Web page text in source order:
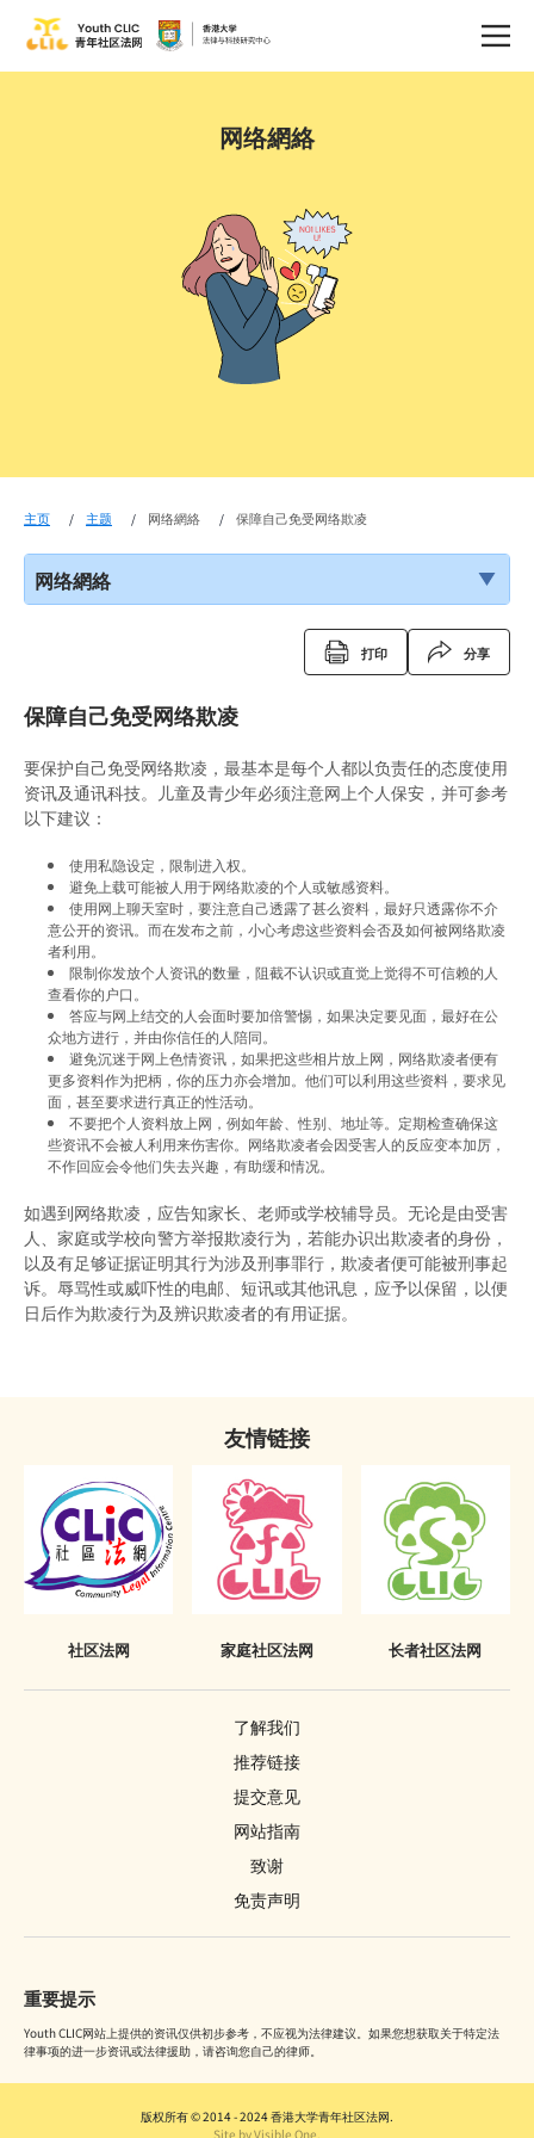
网络網絡
主页 主题 网络網絡 保障自己免受网络欺凌
网络網絡
打印 分享
保障自己免受网络欺凌
要保护自己免受网络欺凌，最基本是每个人都以负责任的态度使用
资讯及通讯科技。儿童及青少年必须注意网上个人保安，并可参考
以下建议：
使用私隐设定，限制进入权。
避免上载可能被人用于网络欺凌的个人或敏感资料。
使用网上聊天室时，要注意自己透露了甚么资料，最好只透露你不介
意公开的资讯。而在发布之前，小心考虑这些资料会否及如何被网络欺凌
者利用。
限制你发放个人资讯的数量，阻截不认识或直觉上觉得不可信赖的人
查看你的户口。
答应与网上结交的人会面时要加倍警惕，如果决定要见面，最好在公
众地方进行，并由你信任的人陪同。
避免沉迷于网上色情资讯，如果把这些相片放上网，网络欺凌者便有
更多资料作为把柄，你的压力亦会增加。他们可以利用这些资料，要求见
面，甚至要求进行真正的性活动。
不要把个人资料放上网，例如年龄、性别、地址等。定期检查确保这
些资讯不会被人利用来伤害你。网络欺凌者会因受害人的反应变本加厉，
不作回应会令他们失去兴趣，有助缓和情况。
如遇到网络欺凌，应告知家长、老师或学校辅导员。无论是由受害
人、家庭或学校向警方举报欺凌行为，若能办识出欺凌者的身份，
以及有足够证据证明其行为涉及刑事罪行，欺凌者便可能被刑事起
诉。辱骂性或威吓性的电邮、短讯或其他讯息，应予以保留，以便
日后作为欺凌行为及辨识欺凌者的有用证据。
友情链接
社区法网 家庭社区法网 长者社区法网
了解我们
推荐链接
提交意见
网站指南
致谢
免责声明
重要提示
Youth CLIC网站上提供的资讯仅供初步参考，不应视为法律建议。如果您想获取关于特定法
律事项的进一步资讯或法律援助，请咨询您自己的律师。
版权所有 © 2014 - 2024 香港大学青年社区法网.
Site by Visible One.